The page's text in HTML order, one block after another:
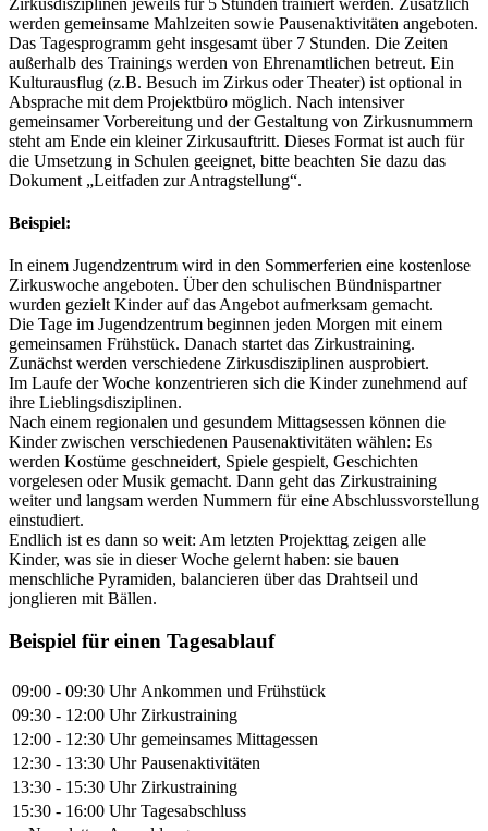
werden gemeinsame Mahlzeiten sowie Pausenaktivitäten angeboten.
Das Tagesprogramm geht insgesamt über 7 Stunden. Die Zeiten
außerhalb des Trainings werden von Ehrenamtlichen betreut. Ein
Kulturausflug (z.B. Besuch im Zirkus oder Theater) ist optional in
Absprache mit dem Projektbüro möglich. Nach intensiver
gemeinsamer Vorbereitung und der Gestaltung von Zirkusnummern
steht am Ende ein kleiner Zirkusauftritt. Dieses Format ist auch für
die Umsetzung in Schulen geeignet, bitte beachten Sie dazu das
Dokument „Leitfaden zur Antragstellung“.
Beispiel:
In einem Jugendzentrum wird in den Sommerferien eine kostenlose
Zirkuswoche angeboten. Über den schulischen Bündnispartner
wurden gezielt Kinder auf das Angebot aufmerksam gemacht.
Die Tage im Jugendzentrum beginnen jeden Morgen mit einem
gemeinsamen Frühstück. Danach startet das Zirkustraining.
Zunächst werden verschiedene Zirkusdisziplinen ausprobiert.
Im Laufe der Woche konzentrieren sich die Kinder zunehmend auf
ihre Lieblingsdisziplinen.
Nach einem regionalen und gesundem Mittagsessen können die
Kinder zwischen verschiedenen Pausenaktivitäten wählen: Es
werden Kostüme geschneidert, Spiele gespielt, Geschichten
vorgelesen oder Musik gemacht. Dann geht das Zirkustraining
weiter und langsam werden Nummern für eine Abschlussvorstellung
einstudiert.
Endlich ist es dann so weit: Am letzten Projekttag zeigen alle
Kinder, was sie in dieser Woche gelernt haben: sie bauen
menschliche Pyramiden, balancieren über das Drahtseil und
jonglieren mit Bällen.
Beispiel für einen Tagesablauf
09:00 - 09:30 Uhr Ankommen und Frühstück
09:30 - 12:00 Uhr Zirkustraining
12:00 - 12:30 Uhr gemeinsames Mittagessen
12:30 - 13:30 Uhr Pausenaktivitäten
13:30 - 15:30 Uhr Zirkustraining
15:30 - 16:00 Uhr Tagesabschluss